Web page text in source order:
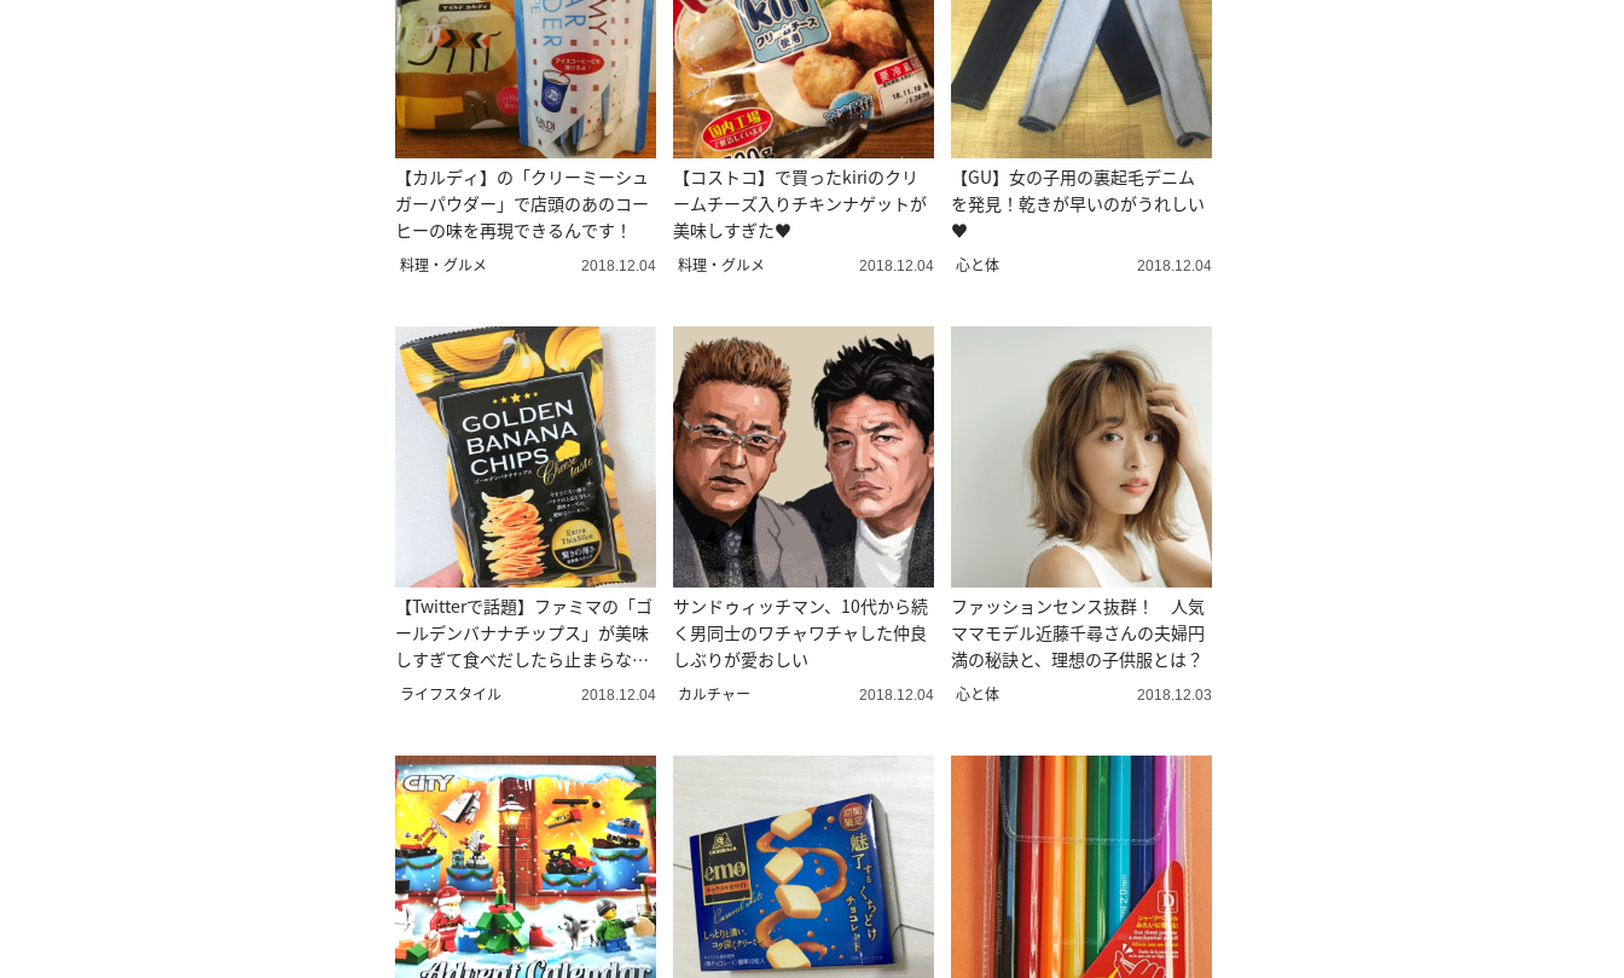
【カルディ】の「クリーミーシュ
ガーパウダー」で店頭のあのコー
ヒーの味を再現できるんです！
料理・グルメ 2018.12.04
【コストコ】で買ったkiriのクリ
ームチーズ入りチキンナゲットが
美味しすぎた♥
料理・グルメ 2018.12.04
【GU】女の子用の裏起毛デニム
を発見！乾きが早いのがうれしい
♥
心と体 2018.12.04
【Twitterで話題】ファミマの「ゴ
ールデンバナナチップス」が美味
しすぎて食べだしたら止まらない
♥
ライフスタイル 2018.12.04
サンドゥィッチマン、10代から続
く男同士のワチャワチャした仲良
しぶりが愛おしい
カルチャー 2018.12.04
ファッションセンス抜群！ 人気
ママモデル近藤千尋さんの夫婦円
満の秘訣と、理想の子供服とは？
心と体 2018.12.03